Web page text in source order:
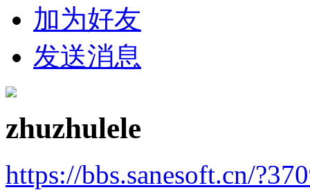
加为好友
发送消息
zhuzhulele
https://bbs.sanesoft.cn/